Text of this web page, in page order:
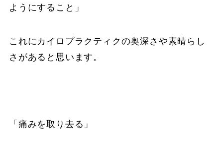
ようにすること」
これにカイロプラクティクの奥深さや素晴らし
さがあると思います。
「痛みを取り去る」